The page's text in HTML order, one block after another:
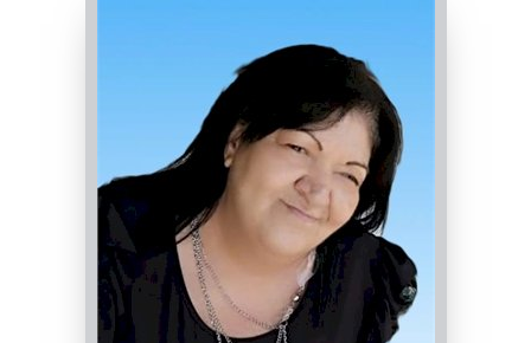
Visibile a tutti gli utenti
INVIA CONDOGLIANZE